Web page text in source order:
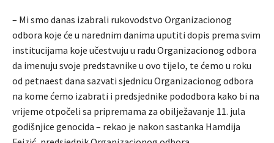
– Mi smo danas izabrali rukovodstvo Organizacionog
odbora koje će u narednim danima uputiti dopis prema svim
institucijama koje učestvuju u radu Organizacionog odbora
da imenuju svoje predstavnike u ovo tijelo, te ćemo u roku
od petnaest dana sazvati sjednicu Organizacionog odbora
na kome ćemo izabrati i predsjednike pododbora kako bi na
vrijeme otpočeli sa pripremama za obilježavanje 11. jula
godišnjice genocida – rekao je nakon sastanka Hamdija